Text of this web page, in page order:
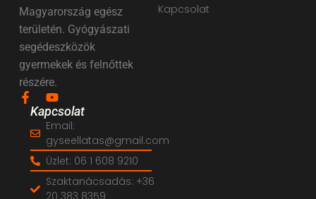
Magyarország egész
területén. Gyógyászati
segédeszközök
gyermekek és felnőttek
részére.
Kapcsolat
Kapcsolat
Email:
gyseellatas@gmail.com
Üzlet: 06 1 608 9210
Szaktanácsadás: +36
20 383 8359